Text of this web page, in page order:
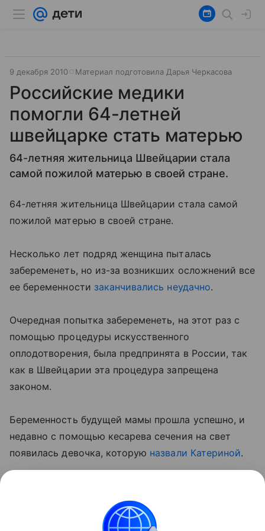
9 декабря 2010 Материал подготовила Дарья Черкасова
Российские медики
помогли 64-летней
швейцарке стать матерью
64-летняя жительница Швейцарии стала
самой пожилой матерью в своей стране.
64-летняя жительница Швейцарии стала самой
пожилой матерью в своей стране.
Несколько лет подряд женщина пыталась
забеременеть, но из-за возникших осложнений все
ее беременности заканчивались неудачно.
Очередная попытка забеременеть, на этот раз с
помощью процедуры искусственного
оплодотворения, была предпринята в России, так
как в Швейцарии эта процедура запрещена
законом.
Беременность будущей мамы прошла успешно, и
недавно с помощью кесарева сечения на свет
появилась девочка, которую назвали Катериной.
для нас не играет никакой роли. Мы здоровы и в
хорошей форме». Сейчас счастливые родители,